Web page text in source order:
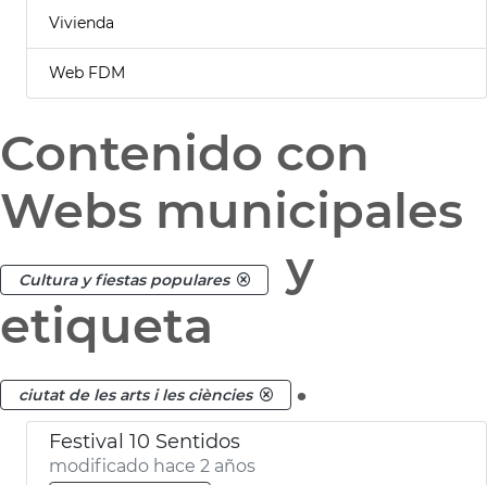
Vivienda
Web FDM
Contenido con
Webs municipales
Cultura y fiestas populares
y
etiqueta
ciutat de les arts i les ciències .
Festival 10 Sentidos
modificado hace 2 años